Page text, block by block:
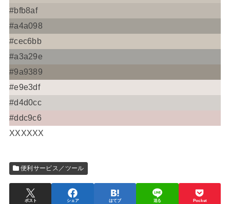
#bfb8af
#a4a098
#cec6bb
#a3a29e
#9a9389
#e9e3df
#d4d0cc
#ddc9c6
XXXXXX
便利サービス／ツール
ポスト シェア はてブ 送る Pocket